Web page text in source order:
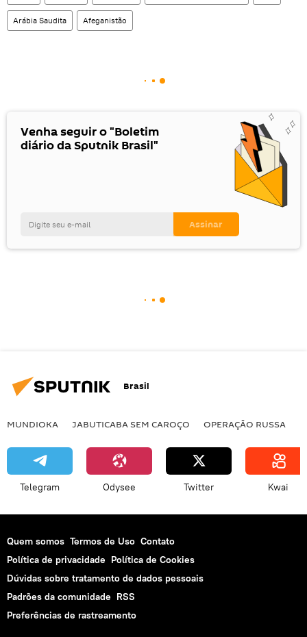
Arábia Saudita Afeganistão
Venha seguir o "Boletim
diário da Sputnik Brasil"
Brasil
MUNDIOKA JABUTICABA SEM CAROÇO OPERAÇÃO RUSSA
Telegram Odysee Twitter Kwai
Quem somos Termos de Uso Contato
Política de privacidade Política de Cookies
Dúvidas sobre tratamento de dados pessoais
Padrões da comunidade RSS
Preferências de rastreamento